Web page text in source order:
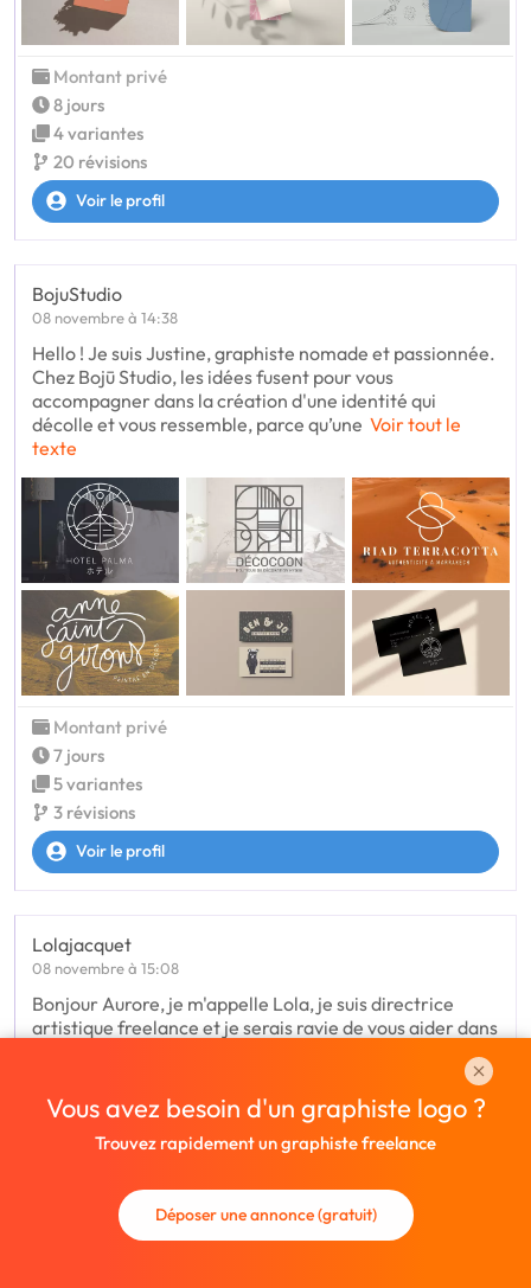
Montant privé
8 jours
4 variantes
20 révisions
Voir le profil
BojuStudio
08 novembre à 14:38
Hello ! Je suis Justine, graphiste nomade et passionnée.
Chez Bojū Studio, les idées fusent pour vous
accompagner dans la création d'une identité qui
décolle et vous ressemble, parce qu’une Voir tout le
texte
Montant privé
7 jours
5 variantes
3 révisions
Voir le profil
Lolajacquet
08 novembre à 15:08
Bonjour Aurore, je m'appelle Lola, je suis directrice
artistique freelance et je serais ravie de vous aider dans
Vous avez besoin d'un graphiste logo ?
Trouvez rapidement un graphiste freelance
Déposer une annonce (gratuit)